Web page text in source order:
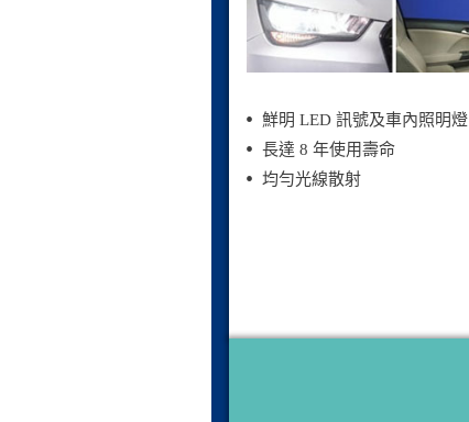
鮮明 LED 訊號及車內照明燈
長達 8 年使用壽命
均勻光線散射